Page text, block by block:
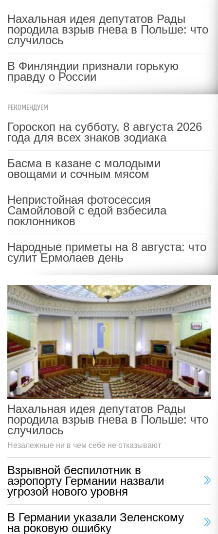
Нахальная идея депутатов Рады
породила взрыв гнева в Польше: что
случилось
В Финляндии признали горькую
правду о России
РЕКОМЕНДУЕМ
Гороскоп на субботу, 8 августа 2026
года для всех знаков зодиака
Басма в казане с молодыми
овощами и сочным мясом
Непристойная фотосессия
Самойловой с едой взбесила
поклонников
Народные приметы на 8 августа: что
сулит Ермолаев день
Нахальная идея депутатов Рады
породила взрыв гнева в Польше: что
случилось
Незалежные ни в чем себе не отказывают
Взрывной беспилотник в
аэропорту Германии назвали
угрозой нового уровня
В Германии указали Зеленскому
на роковую ошибку